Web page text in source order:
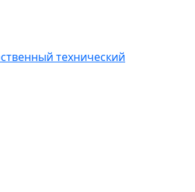
технический